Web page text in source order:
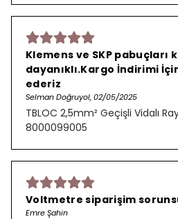
Klemens ve SKP pabuçları
dayanıklı.Kargo İndirimi
ederiz
Selman Doğruyol, 02/05/2025
TBLOC 2,5mm² Geçişli Vidalı
8000099005
Voltmetre siparişim
Emre Şahin